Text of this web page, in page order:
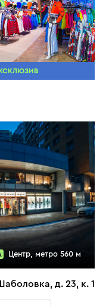
Центр, метро 560 м
д. 23, к. 1